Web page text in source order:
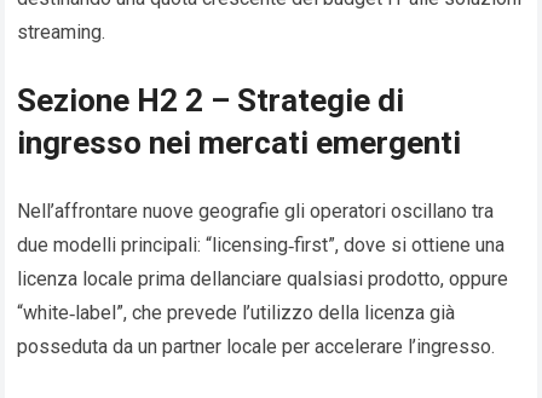
streaming.
Sezione H2 2 – Strategie di
ingresso nei mercati emergenti
Nell’affrontare nuove geografie gli operatori oscillano tra
due modelli principali: “licensing‑first”, dove si ottiene una
licenza locale prima dellanciare qualsiasi prodotto, oppure
“white‑label”, che prevede l’utilizzo della licenza già
posseduta da un partner locale per accelerare l’ingresso.